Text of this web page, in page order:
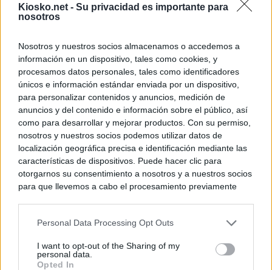
Kiosko.net - Su privacidad es importante para
nosotros
Nosotros y nuestros socios almacenamos o accedemos a
información en un dispositivo, tales como cookies, y
procesamos datos personales, tales como identificadores
únicos e información estándar enviada por un dispositivo,
para personalizar contenidos y anuncios, medición de
anuncios y del contenido e información sobre el público, así
como para desarrollar y mejorar productos. Con su permiso,
nosotros y nuestros socios podemos utilizar datos de
localización geográfica precisa e identificación mediante las
características de dispositivos. Puede hacer clic para
otorgarnos su consentimiento a nosotros y a nuestros socios
para que llevemos a cabo el procesamiento previamente
negar su consentimiento. Tenga en cuenta que algún
de su consentimiento, pero usted tiene el derecho de
rechazar tal procesamiento. Sus preferencias se aplicarán
Personal Data Processing Opt Outs
I want to opt-out of the Sharing of my
personal data.
Opted In